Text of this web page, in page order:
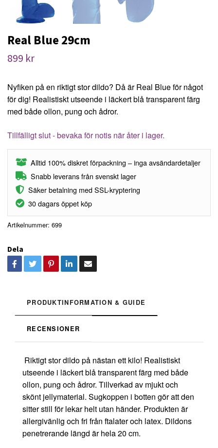
Real Blue 29cm
899 kr
Nyfiken på en riktigt stor dildo? Då är Real Blue för något
för dig! Realistiskt utseende i läckert blå transparent färg
med både ollon, pung och ådror.
Tillfälligt slut - bevaka för notis när åter i lager.
Alltid 100% diskret förpackning – inga avsändardetaljer
Snabb leverans från svenskt lager
Säker betalning med SSL-kryptering
30 dagars öppet köp
Artikelnummer: 699
Dela
PRODUKTINFORMATION & GUIDE
RECENSIONER
Riktigt stor dildo på nästan ett kilo! Realistiskt
utseende i läckert blå transparent färg med både
ollon, pung och ådror. Tillverkad av mjukt och
skönt jellymaterial. Sugkoppen i botten gör att den
sitter still för lekar helt utan händer. Produkten är
allergivänlig och fri från ftalater och latex. Dildons
penetrerande längd är hela 20 cm.